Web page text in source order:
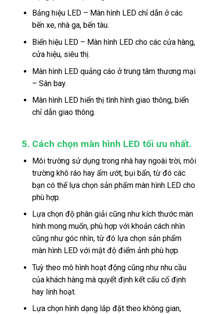
Bảng hiệu LED – Màn hình LED chỉ dẫn ở các
bến xe, nhà ga, bến tàu.
Biển hiệu LED – Màn hình LED cho các cửa hàng,
cửa hiệu, siêu thị.
Màn hình LED quảng cáo ở trung tâm thương mại
– Sân bay.
Màn hình LED hiển thị tình hình giao thông, biển
chỉ dẫn giao thông.
5. Cách chọn màn hình LED tối ưu nhất.
Môi trường sử dụng trong nhà hay ngoài trời, môi
trường khô ráo hay ẩm ướt, bụi bẩn, từ đó các
bạn có thể lựa chọn sản phẩm màn hình LED cho
phù hợp.
Lựa chọn độ phân giải cũng như kích thước màn
hình mong muốn, phù hợp với khoản cách nhìn
cũng như góc nhìn, từ đó lựa chọn sản phẩm
màn hình LED với mật độ điểm ảnh phù hợp.
Tuỳ theo mô hình hoạt động cũng như nhu cầu
của khách hàng mà quyết định kết cấu cố định
hay linh hoạt.
Lựa chọn hình dạng lắp đặt theo không gian,